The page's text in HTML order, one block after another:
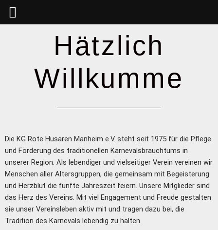
Zum
Inhalt
Hätzlich
Willkumme
Die KG Rote Husaren Manheim e.V. steht seit 1975 für die Pflege
und Förderung des traditionellen Karnevalsbrauchtums in
unserer Region. Als lebendiger und vielseitiger Verein vereinen wir
Menschen aller Altersgruppen, die gemeinsam mit Begeisterung
und Herzblut die fünfte Jahreszeit feiern. Unsere Mitglieder sind
das Herz des Vereins. Mit viel Engagement und Freude gestalten
sie unser Vereinsleben aktiv mit und tragen dazu bei, die
Tradition des Karnevals lebendig zu halten.